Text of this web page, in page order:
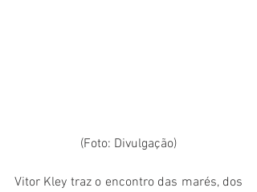
(Foto: Divulgação)
Vitor Kley traz o encontro das marés, dos